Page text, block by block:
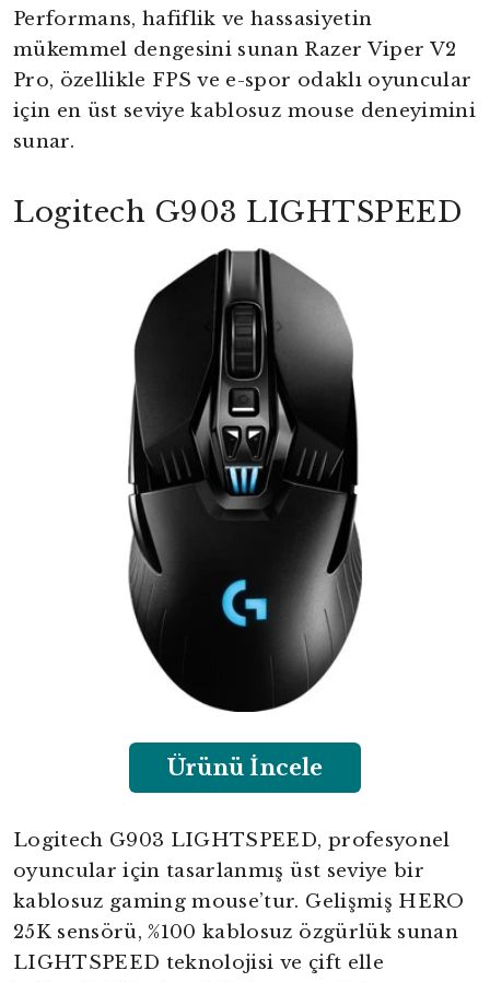
Performans, hafiflik ve hassasiyetin
mükemmel dengesini sunan Razer Viper V2
Pro, özellikle FPS ve e-spor odaklı oyuncular
için en üst seviye kablosuz mouse deneyimini
sunar.
Logitech G903 LIGHTSPEED
Ürünü İncele
Logitech G903 LIGHTSPEED, profesyonel
oyuncular için tasarlanmış üst seviye bir
kablosuz gaming mouse’tur. Gelişmiş HERO
25K sensörü, %100 kablosuz özgürlük sunan
LIGHTSPEED teknolojisi ve çift elle